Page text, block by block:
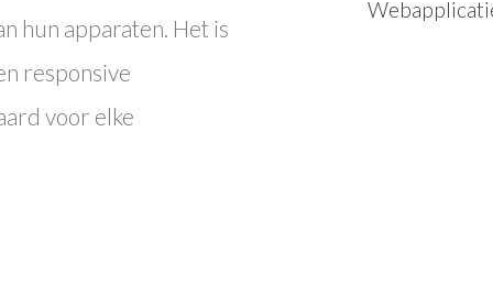
hun apparaten. Het is
responsive
voor elke